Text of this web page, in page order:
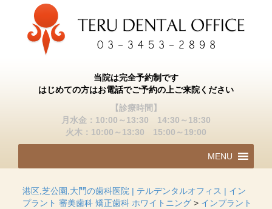
当院は完全予約制です
はじめての方はお電話でご予約の上ご来院ください
【診療時間】
月水金：10:00～13:30 14:30～18:30
火木：10:00～13:30 15:00～19:00
ン
ツ
MENU
港区,芝公園,大門の歯科医院 | テルデンタルオフィス | イン
プラント 審美歯科 矯正歯科 ホワイトニング > インプラント